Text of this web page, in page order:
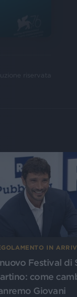
riservata
IN
Festival di
come
Giovani